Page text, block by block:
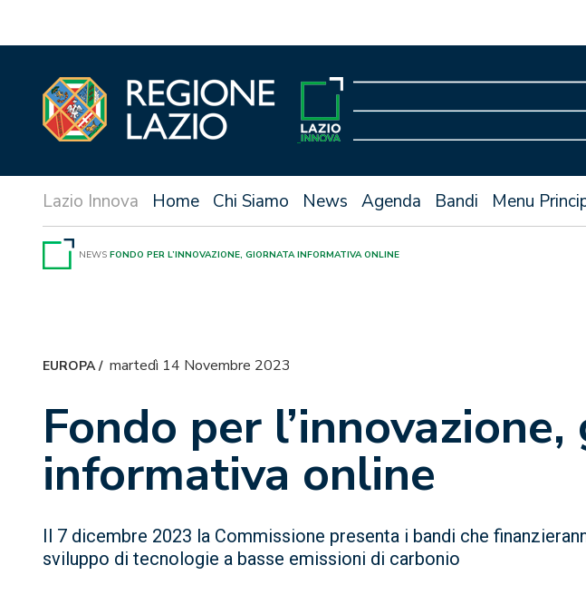
Home Chi Siamo News Agenda Bandi Menu
NEWS FONDO PER L’INNOVAZIONE, GIORNATA INFORMATIVA ONLINE
EUROPA/ martedì 14 Novembre 2023
Fondo per
informativa online
Il 7 dicembre 2023 la Commissione presenta i bandi che
sviluppo di tecnologie a basse emissioni di carbonio